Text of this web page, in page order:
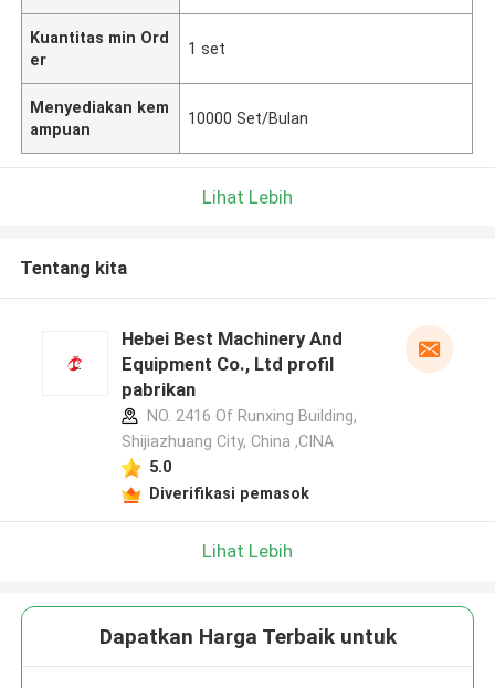
Kuantitas min Ord
er
1 set
Menyediakan kem
ampuan
10000 Set/Bulan
Lihat Lebih
Tentang kita
Hebei Best Machinery And
Equipment Co., Ltd profil
pabrikan
NO. 2416 Of Runxing Building,
Shijiazhuang City, China ,CINA
5.0
Diverifikasi pemasok
Lihat Lebih
Dapatkan Harga Terbaik untuk